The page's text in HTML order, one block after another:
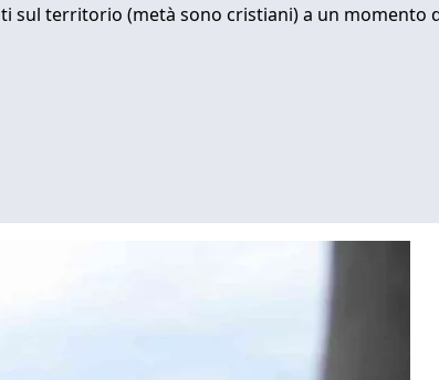
territorio (metà sono cristiani) a un momento